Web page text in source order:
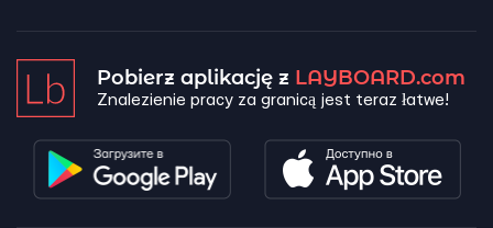
Pobierz aplikację z LAYBOARD.com
Znalezienie pracy za granicą jest teraz łatwe!